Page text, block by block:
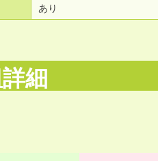
あり
細